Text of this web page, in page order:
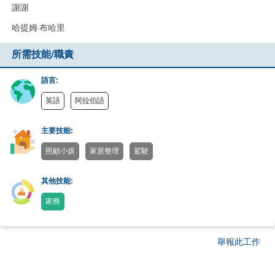
謝謝
哈提姆·布哈里
所需技能/職責
語言:
英語 阿拉伯語
主要技能:
照顧小孩 家居整理 駕駛
其他技能:
家務
舉報此工作